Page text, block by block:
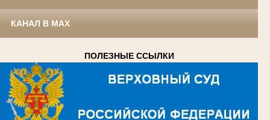
КАНАЛ В MAX
ПОЛЕЗНЫЕ ССЫЛКИ